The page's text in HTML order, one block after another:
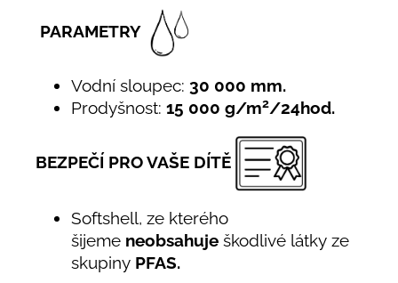
PARAMETRY
Vodní sloupec: 30 000 mm.
Prodyšnost: 15 000 g/m2/24hod.
BEZPEČÍ PRO VAŠE DÍTĚ
Softshell, ze kterého
šijeme neobsahuje škodlivé látky ze
skupiny PFAS.